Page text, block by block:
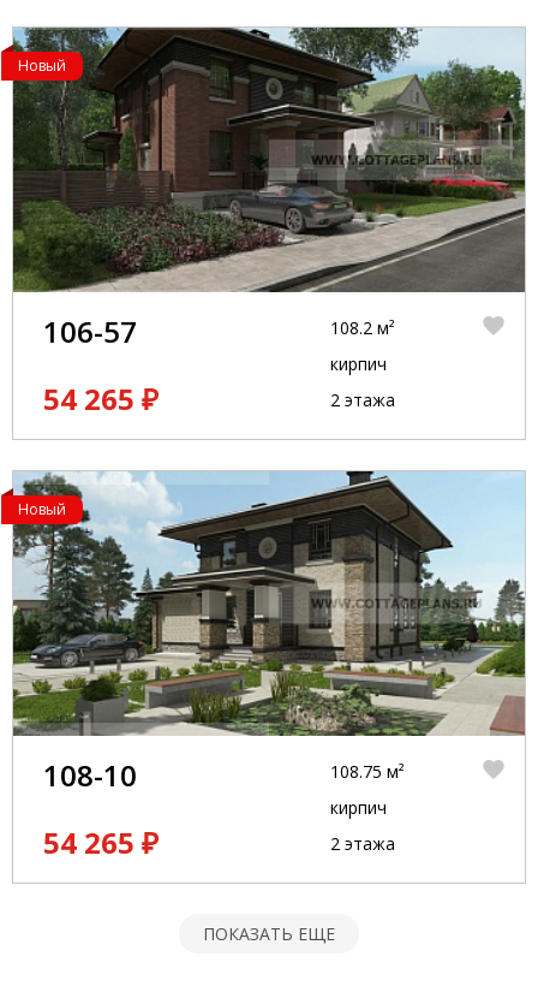
Новый
106-57
54 265 ₽
108.2 м²
кирпич
2 этажа
Новый
108-10
54 265 ₽
108.75 м²
кирпич
2 этажа
ПОКАЗАТЬ ЕЩЕ